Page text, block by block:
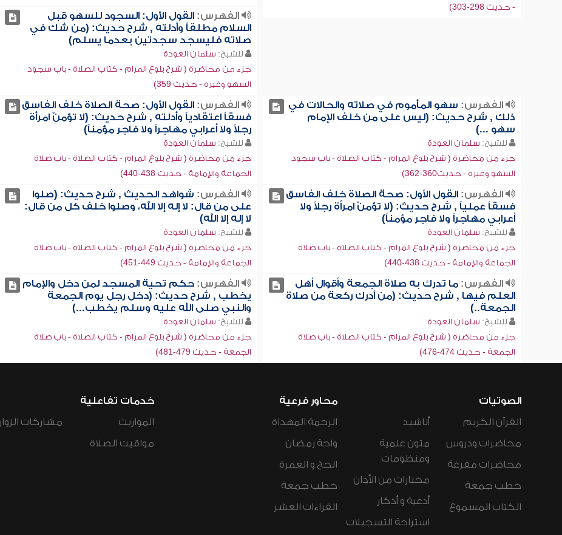
- حديث 298-303)
الفهرس: القول الأول: السجود للسهو قبل
السلام مطلقاً وأدلته , شرح حديث: (من شك في
صلاته فليسجد سجدتين بعدما يسلم)
للشيخ: سلمان العودة
جزء من محاضرة ( شرح بلوغ المرام - كتاب الصلاة - باب سجود
السهو وغيره - حديث 359)
الفهرس: سهو المأموم في صلاته والحالات في
ذلك , شرح حديث: (ليس على من خلف الإمام
سهو ...)
للشيخ: سلمان العودة
جزء من محاضرة ( شرح بلوغ المرام - كتاب الصلاة - باب سجود
السهو وغيره - حديث360-362)
الفهرس: القول الأول: صحة الصلاة خلف الفاسق
فسقاً اعتقادياً وأدلته , شرح حديث: (لا تؤمنّ امرأة
رجلاً ولا أعرابي مهاجراً ولا فاجر مؤمناً)
للشيخ: سلمان العودة
جزء من محاضرة ( شرح بلوغ المرام - كتاب الصلاة - باب صلاة
الجماعة والإمامة - حديث 438-440)
الفهرس:القول الأول: صحة الصلاة خلف الفاسق
فسقاً عملياً , شرح حديث: (لا تؤمنّ امرأة رجلاً ولا
أعرابي مهاجراً ولا فاجر مؤمناً)
للشيخ: سلمان العودة
جزء من محاضرة ( شرح بلوغ المرام - كتاب الصلاة - باب صلاة
الجماعة والإمامة - حديث 438-440)
الفهرس: شواهد الحديث , شرح حديث: (صلوا
على من قال: لا إله إلا الله، وصلوا خلف كل من قال:
لا إله إلا الله)
للشيخ: سلمان العودة
جزء من محاضرة ( شرح بلوغ المرام - كتاب الصلاة - باب صلاة
الجماعة والإمامة - حديث 449-451)
الفهرس:ما تدرك به صلاة الجمعة وأقوال أهل
العلم فيها , شرح حديث: (من أدرك ركعة من صلاة
الجمعة..)
للشيخ: سلمان العودة
جزء من محاضرة ( شرح بلوغ المرام - كتاب الصلاة - باب صلاة
الجمعة - حديث 474-476)
الفهرس: حكم تحية المسجد لمن دخل والإمام
يخطب , شرح حديث: (دخل رجل يوم الجمعة
والنبي صلى الله عليه وسلم يخطب...)
للشيخ: سلمان العودة
جزء من محاضرة ( شرح بلوغ المرام - كتاب الصلاة - باب صلاة
الجمعة - حديث 479-481)
الصوتيات
القرآن الكريم
محاضرات ودروس
محاضرات مفرغة
خطب جمعة
الكتاب المسموع
أناشيد
متون علمية
ومنظومات
مختارات من الأذان
أدعية و أذكار
استراحة التسجيلات
محاور فرعية
الرحمة المهداة
واحة رمضان
الحج و العمرة
خطب جمعة
القراءات العشر
خدمات تفاعلية
المواريث
مواقيت الصلاة
مشاركات الزوار